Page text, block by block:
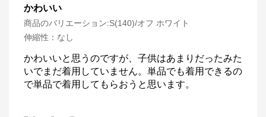
かわいい
商品のバリエーション:S(140)/オフ ホワイト
伸縮性 ： なし
かわいいと思うのですが、子供はあまりだったみた
いでまだ着用していません。単品でも着用できるの
で単品で着用してもらおうと思います。